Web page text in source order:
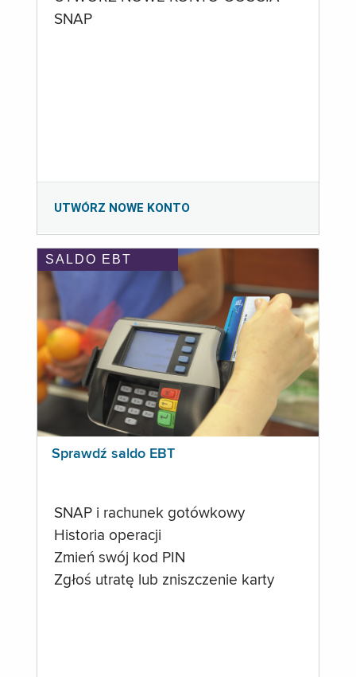
SNAP
UTWÓRZ NOWE KONTO
SALDO EBT
Sprawdź saldo EBT
SNAP i rachunek gotówkowy
Historia operacji
Zmień swój kod PIN
Zgłoś utratę lub zniszczenie karty